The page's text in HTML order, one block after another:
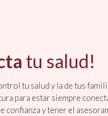
tu salud!
tu salud y la de tus
para estar siempre
confianza y tener el